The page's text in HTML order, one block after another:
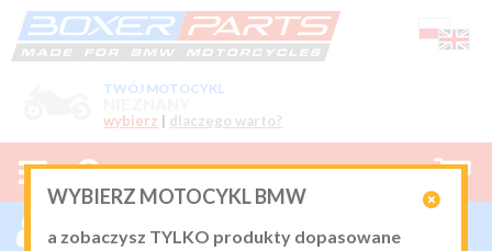
TWÓJ MOTOCYKL
wybierz | dlaczego warto?

WYBIERZ MOTOCYKL BMW
a zobaczysz TYLKO produkty dopasowane
  
0
 Nowy klient